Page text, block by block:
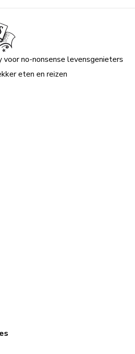
voor no-nonsense levensgenieters
eten en reizen